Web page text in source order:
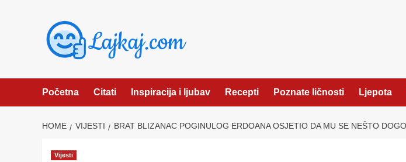
Početna Citati Inspiracija i ljubav Recepti Poznate ličnosti Ljepota
HOME VIJESTI BRAT BLIZANAC POGINULOG ERDOANA OSJETIO DA MU SE NEŠTO
Vijesti